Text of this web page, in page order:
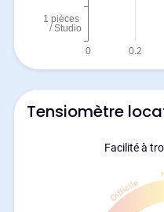
Tensiomètre
Facilité à